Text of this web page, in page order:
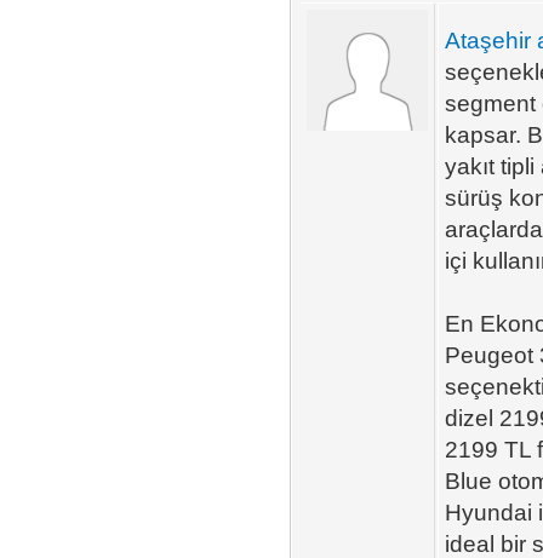
Ataşehir
segment
kapsar.
yakıt
sürüş
içi
En
Peugeot
dizel
2199 TL
Blue
Hyundai
ideal bir